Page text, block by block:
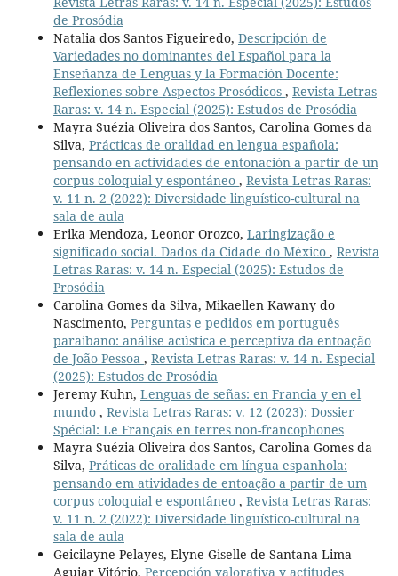
de Prosódia
Natalia dos Santos Figueiredo, Descripción de
Variedades no dominantes del Español para la
Enseñanza de Lenguas y la Formación Docente:
Reflexiones sobre Aspectos Prosódicos , Revista Letras
Raras: v. 14 n. Especial (2025): Estudos de Prosódia
Mayra Suézia Oliveira dos Santos, Carolina Gomes da
Silva, Prácticas de oralidad en lengua española:
pensando en actividades de entonación a partir de un
corpus coloquial y espontáneo , Revista Letras Raras:
v. 11 n. 2 (2022): Diversidade linguístico-cultural na
sala de aula
Erika Mendoza, Leonor Orozco, Laringização e
significado social. Dados da Cidade do México , Revista
Letras Raras: v. 14 n. Especial (2025): Estudos de
Prosódia
Carolina Gomes da Silva, Mikaellen Kawany do
Nascimento, Perguntas e pedidos em português
paraibano: análise acústica e perceptiva da entoação
de João Pessoa , Revista Letras Raras: v. 14 n. Especial
(2025): Estudos de Prosódia
Jeremy Kuhn, Lenguas de señas: en Francia y en el
mundo , Revista Letras Raras: v. 12 (2023): Dossier
Spécial: Le Français en terres non-francophones
Mayra Suézia Oliveira dos Santos, Carolina Gomes da
Silva, Práticas de oralidade em língua espanhola:
pensando em atividades de entoação a partir de um
corpus coloquial e espontâneo , Revista Letras Raras:
v. 11 n. 2 (2022): Diversidade linguístico-cultural na
sala de aula
Geicilayne Pelayes, Elyne Giselle de Santana Lima
Aguiar Vitório, Percepción valorativa y actitudes